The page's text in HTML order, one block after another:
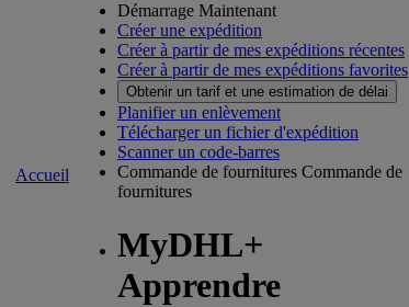
Accueil
Démarrage Maintenant
Créer une expédition
Créer à partir de mes expéditions récentes
Créer à partir de mes expéditions favorites
Obtenir un tarif et une estimation de délai
Planifier un enlèvement
Télécharger un fichier d'expédition
Scanner un code-barres
Commande de fournitures Commande de
fournitures
MyDHL+
Apprendre